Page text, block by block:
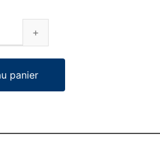
panier